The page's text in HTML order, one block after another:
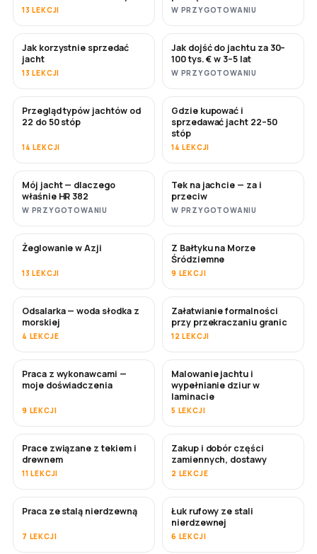
13 LEKCJI W PRZYGOTOWANIU
NOWE
Jak korzystnie sprzedać
jacht
13 LEKCJI
NOWE
Jak dojść do jachtu za 30–
100 tys. € w 3–5 lat
W PRZYGOTOWANIU
WKRÓTCE
Przegląd typów jachtów od
22 do 50 stóp
14 LEKCJI
WKRÓTCE
Gdzie kupować i
sprzedawać jacht 22–50
stóp
14 LEKCJI
WKRÓTCE
Mój jacht — dlaczego
właśnie HR 382
W PRZYGOTOWANIU
WKRÓTCE
Tek na jachcie — za i
przeciw
W PRZYGOTOWANIU
WKRÓTCE
Żeglowanie w Azji
13 LEKCJI
WKRÓTCE
Z Bałtyku na Morze
Śródziemne
9 LEKCJI
WKRÓTCE
Odsalarka — woda słodka z
morskiej
4 LEKCJE
Załatwianie formalności
przy przekraczaniu granic
12 LEKCJI
WKRÓTCE
Praca z wykonawcami —
moje doświadczenia
9 LEKCJI
WKRÓTCE
Malowanie jachtu i
wypełnianie dziur w
laminacie
5 LEKCJI
Prace związane z tekiem i
drewnem
11 LEKCJI
WKRÓTCE
Zakup i dobór części
zamiennych, dostawy
2 LEKCJE
WKRÓTCE
Praca ze stalą nierdzewną
7 LEKCJI
Łuk rufowy ze stali
nierdzewnej
6 LEKCJI